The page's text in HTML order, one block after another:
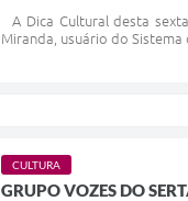
A Dica Cultural desta
Miranda, usuário do Sistema
CULTURA
GRUPO VOZES DO